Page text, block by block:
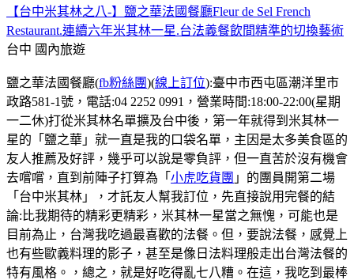
【台中米其林之八-】鹽之華法國餐廳Fleur de Sel French
Restaurant.連續六年米其林一星.台法義餐飲間精準的切換藝術
台中 國內旅遊
鹽之華法國餐廳(fb粉絲團)(線上訂位):臺中市西屯區潮洋里市
政路581-1號，電話:04 2252 0991，營業時間:18:00-22:00(星期
一二休)打從米其林名單擴及台中後，第一年就得到米其林一
星的「鹽之華」就一直是我的口袋名單，主因是太多美食區的
友人推薦及好評，幾乎可以說是零負評，但一直苦於沒有機會
去嚐嚐，直到前陣子打算為「 小虎吃貨團 」的團員開第二場
「台中米其林」，才託友人幫我訂位，先直接說用完餐的結
論:比我期待的精彩更精彩，米其林一星當之無愧，可能也是
目前為止，台灣我吃過最喜歡的法餐。但，要說法餐，感覺上
也有些歐義料理的影子，甚至是像日法料理般走出台灣法餐的
特有風格。，總之，就是好吃得亂七八糟。在這，我吃到最棒